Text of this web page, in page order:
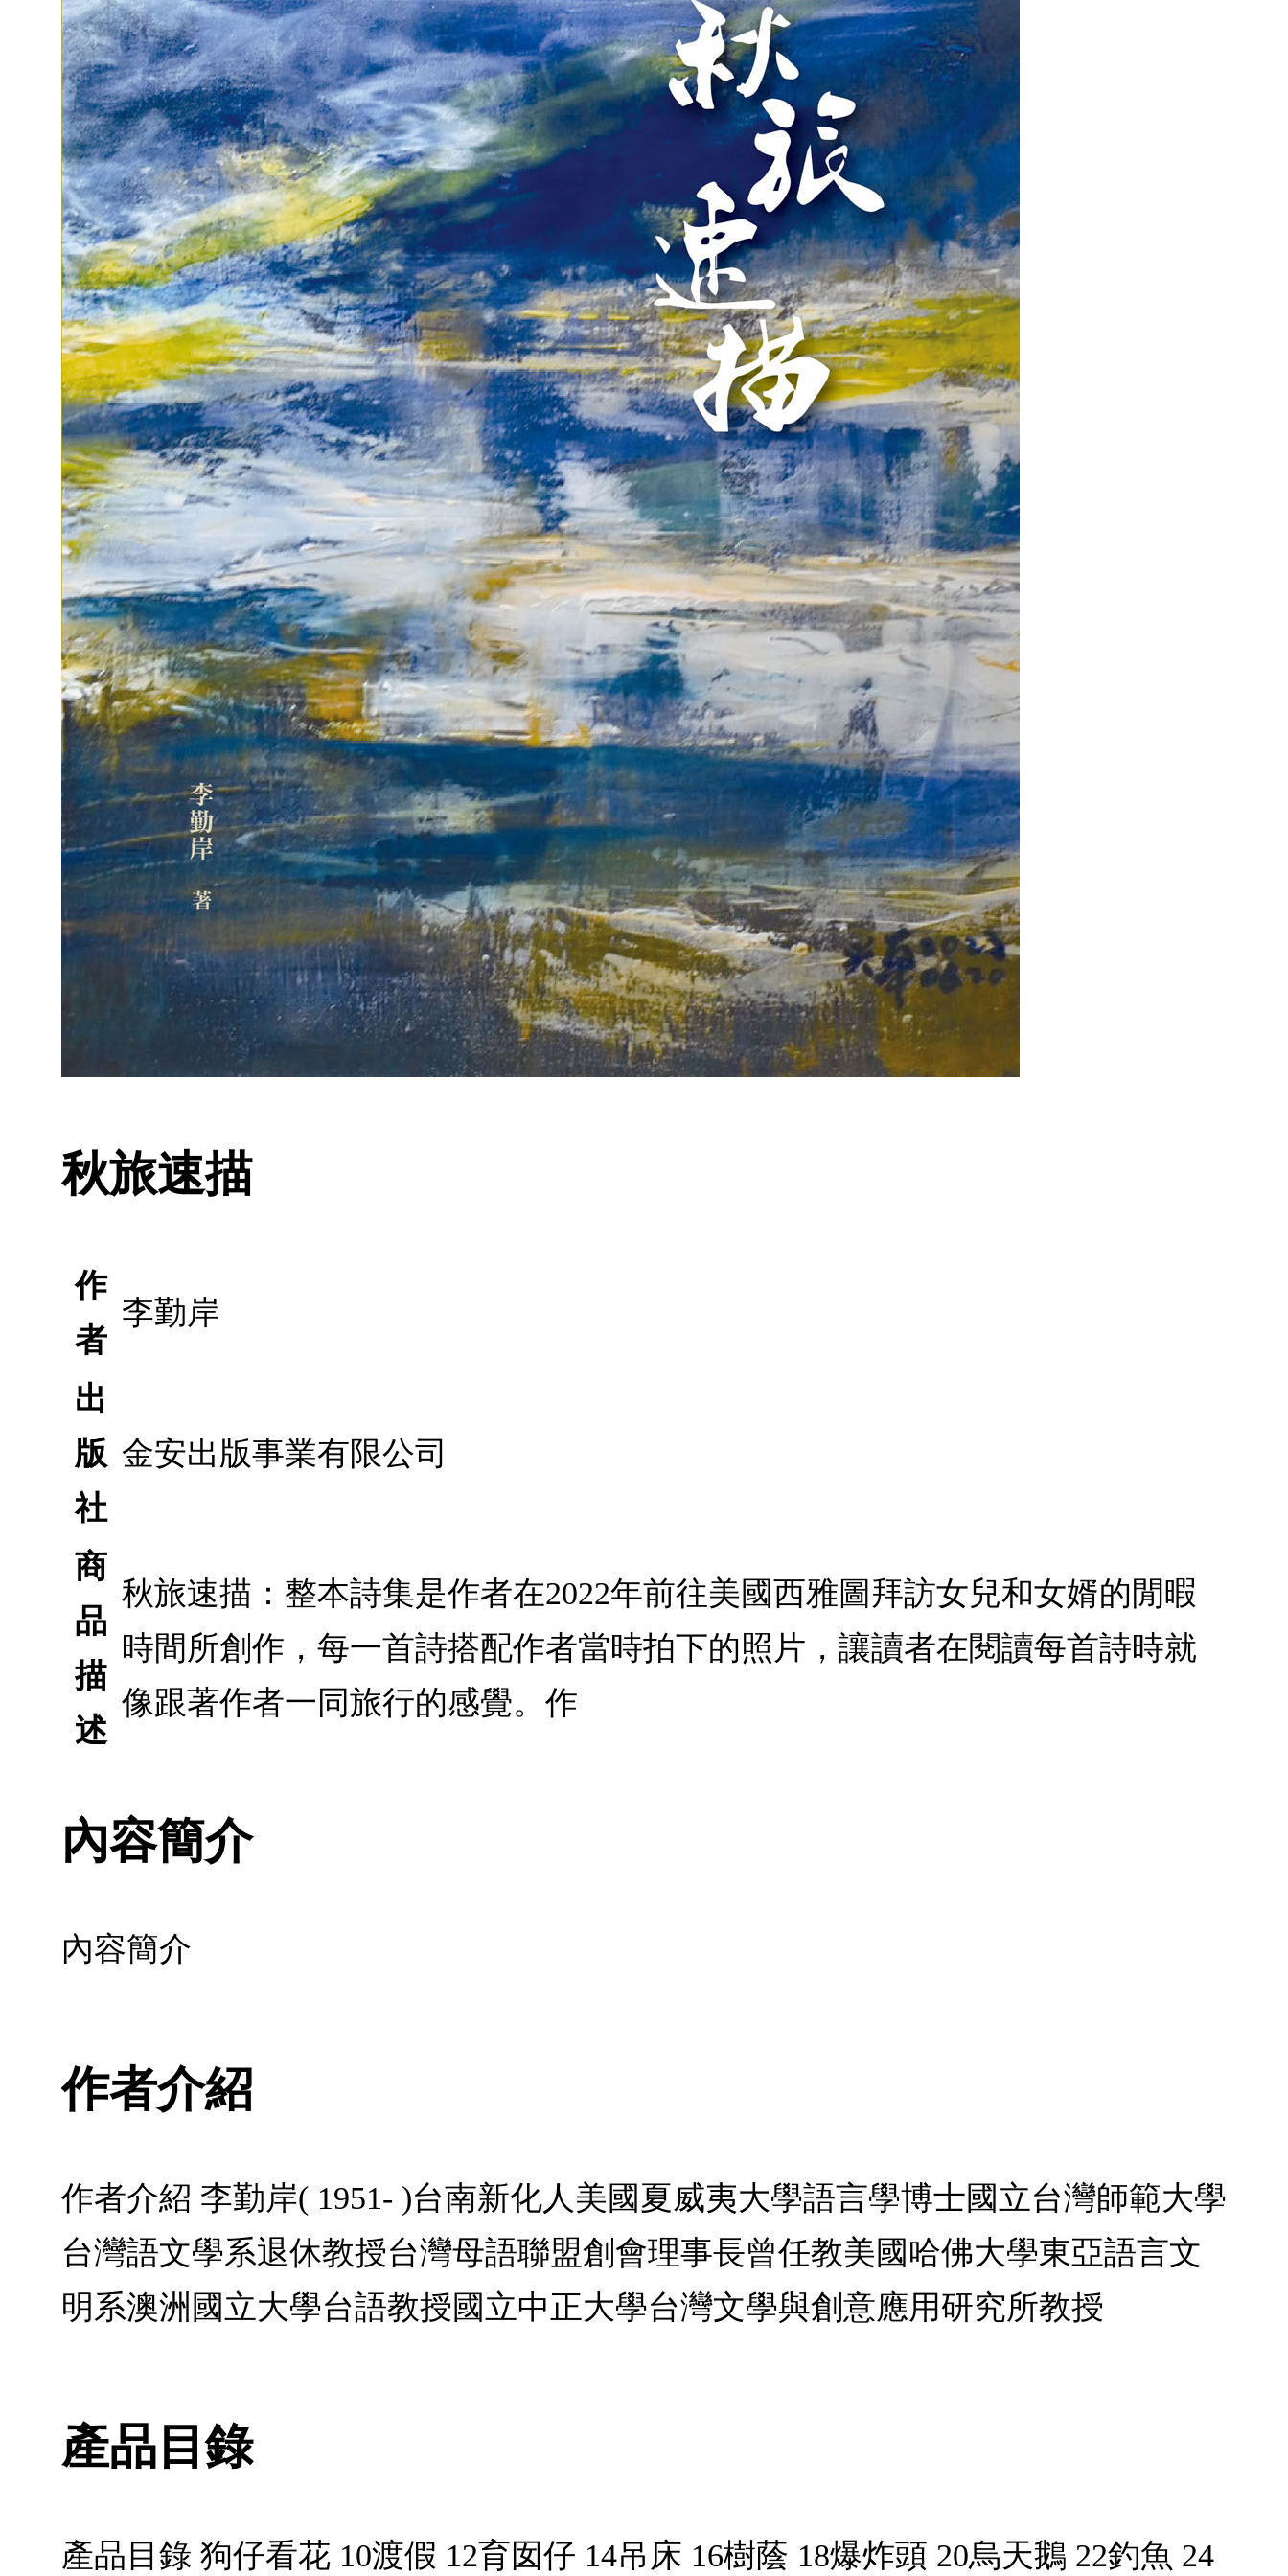
秋旅速描
作
者
李勤岸
出
版
社
金安出版事業有限公司
商
品
描
述
秋旅速描：整本詩集是作者在2022年前往美國西雅圖拜訪女兒和女婿的閒暇
時間所創作，每一首詩搭配作者當時拍下的照片，讓讀者在閱讀每首詩時就
像跟著作者一同旅行的感覺。作
內容簡介
內容簡介
作者介紹
作者介紹 李勤岸( 1951- )台南新化人美國夏威夷大學語言學博士國立台灣師範大學
台灣語文學系退休教授台灣母語聯盟創會理事長曾任教美國哈佛大學東亞語言文
明系澳洲國立大學台語教授國立中正大學台灣文學與創意應用研究所教授
產品目錄
產品目錄 狗仔看花 10渡假 12育囡仔 14吊床 16樹蔭 18爆炸頭 20烏天鵝 22釣魚 24